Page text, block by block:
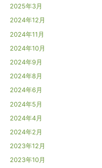
2025年3月
2024年12月
2024年11月
2024年10月
2024年9月
2024年8月
2024年6月
2024年5月
2024年4月
2024年2月
2023年12月
2023年10月